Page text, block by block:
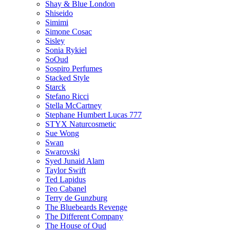
Shay & Blue London
Shiseido
Simimi
Simone Cosac
Sisley
Sonia Rykiel
SoOud
Sospiro Perfumes
Stacked Style
Starck
Stefano Ricci
Stella McCartney
Stephane Humbert Lucas 777
STYX Naturсosmetic
Sue Wong
Swan
Swarovski
Syed Junaid Alam
Taylor Swift
Ted Lapidus
Teo Cabanel
Terry de Gunzburg
The Bluebeards Revenge
The Different Company
The House of Oud